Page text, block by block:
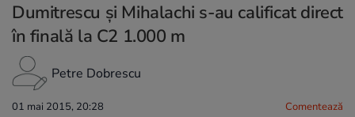
Dumitrescu și Mihalachi s-au calificat direct
în finală la C2 1.000 m
Petre Dobrescu
01 mai 2015, 20:28 Comentează